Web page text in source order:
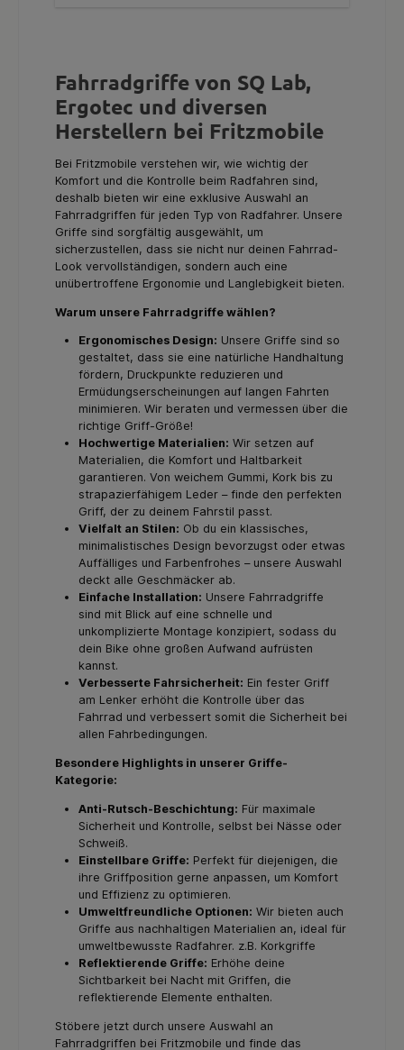
Fahrerlebnis verändern kann und dir hilft, länger und
schmerzfrei unterwegs zu sein. Lieferbar in den
Größen S / M / L
Fahrradgriffe von SQ Lab,
Ergotec und diversen
Herstellern bei Fritzmobile
Bei Fritzmobile verstehen wir, wie wichtig der
Komfort und die Kontrolle beim Radfahren sind,
deshalb bieten wir eine exklusive Auswahl an
Fahrradgriffen für jeden Typ von Radfahrer. Unsere
Griffe sind sorgfältig ausgewählt, um
sicherzustellen, dass sie nicht nur deinen Fahrrad-
Look vervollständigen, sondern auch eine
unübertroffene Ergonomie und Langlebigkeit bieten.
Warum unsere Fahrradgriffe wählen?
Ergonomisches Design: Unsere Griffe sind so
gestaltet, dass sie eine natürliche Handhaltung
fördern, Druckpunkte reduzieren und
Ermüdungserscheinungen auf langen Fahrten
minimieren. Wir beraten und vermessen über die
richtige Griff-Größe!
Hochwertige Materialien: Wir setzen auf
Materialien, die Komfort und Haltbarkeit
garantieren. Von weichem Gummi, Kork bis zu
strapazierfähigem Leder – finde den perfekten
Griff, der zu deinem Fahrstil passt.
Vielfalt an Stilen: Ob du ein klassisches,
minimalistisches Design bevorzugst oder etwas
Auffälliges und Farbenfrohes – unsere Auswahl
deckt alle Geschmäcker ab.
Einfache Installation: Unsere Fahrradgriffe
sind mit Blick auf eine schnelle und
unkomplizierte Montage konzipiert, sodass du
dein Bike ohne großen Aufwand aufrüsten
kannst.
Verbesserte Fahrsicherheit: Ein fester Griff
am Lenker erhöht die Kontrolle über das
Fahrrad und verbessert somit die Sicherheit bei
allen Fahrbedingungen.
Besondere Highlights in unserer Griffe-
Kategorie:
Anti-Rutsch-Beschichtung: Für maximale
Sicherheit und Kontrolle, selbst bei Nässe oder
Schweiß.
Einstellbare Griffe: Perfekt für diejenigen, die
ihre Griffposition gerne anpassen, um Komfort
und Effizienz zu optimieren.
Umweltfreundliche Optionen: Wir bieten auch
Griffe aus nachhaltigen Materialien an, ideal für
umweltbewusste Radfahrer. z.B. Korkgriffe
Reflektierende Griffe: Erhöhe deine
Sichtbarkeit bei Nacht mit Griffen, die
reflektierende Elemente enthalten.
Stöbere jetzt durch unsere Auswahl an
Fahrradgriffen bei Fritzmobile und finde das